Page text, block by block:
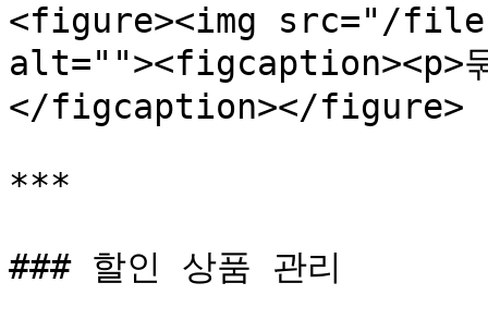
<figure><img src="/files/
alt=""><figcaption><p>
</figcaption></figure>
***
### 할인 상품 관리